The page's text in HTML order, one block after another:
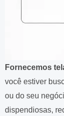
Fornecemos
você estiver
ou do seu
dispendiosas,